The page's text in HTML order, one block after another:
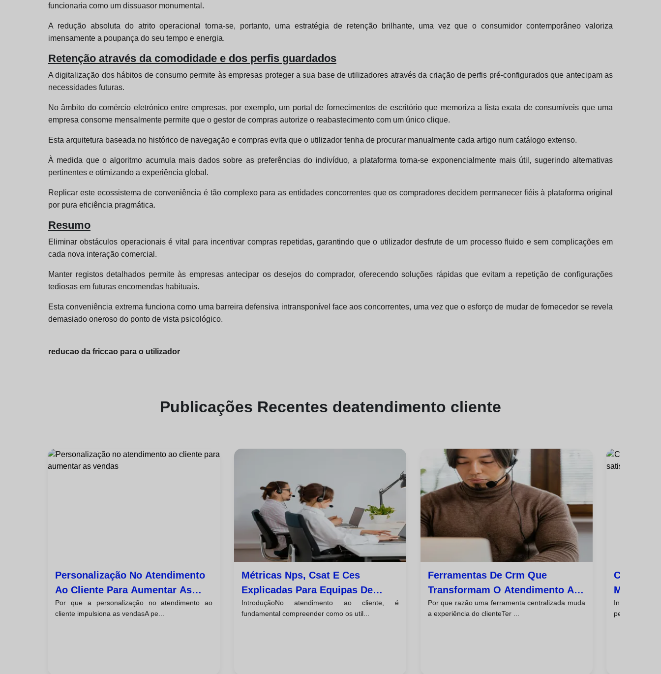
funcionaria como um dissuasor monumental.
A redução absoluta do atrito operacional torna-se, portanto, uma estratégia de retenção brilhante, uma vez que o consumidor contemporâneo valoriza
imensamente a poupança do seu tempo e energia.
Retenção através da comodidade e dos perfis guardados
A digitalização dos hábitos de consumo permite às empresas proteger a sua base de utilizadores através da criação de perfis pré-configurados que antecipam as
necessidades futuras.
No âmbito do comércio eletrónico entre empresas, por exemplo, um portal de fornecimentos de escritório que memoriza a lista exata de consumíveis que uma
empresa consome mensalmente permite que o gestor de compras autorize o reabastecimento com um único clique.
Esta arquitetura baseada no histórico de navegação e compras evita que o utilizador tenha de procurar manualmente cada artigo num catálogo extenso.
À medida que o algoritmo acumula mais dados sobre as preferências do indivíduo, a plataforma torna-se exponencialmente mais útil, sugerindo alternativas
pertinentes e otimizando a experiência global.
Replicar este ecossistema de conveniência é tão complexo para as entidades concorrentes que os compradores decidem permanecer fiéis à plataforma original
por pura eficiência pragmática.
Resumo
Eliminar obstáculos operacionais é vital para incentivar compras repetidas, garantindo que o utilizador desfrute de um processo fluido e sem complicações em
cada nova interação comercial.
Manter registos detalhados permite às empresas antecipar os desejos do comprador, oferecendo soluções rápidas que evitam a repetição de configurações
tediosas em futuras encomendas habituais.
Esta conveniência extrema funciona como uma barreira defensiva intransponível face aos concorrentes, uma vez que o esforço de mudar de fornecedor se revela
demasiado oneroso do ponto de vista psicológico.
reducao da friccao para o utilizador
Publicações Recentes deatendimento cliente
Personalização No Atendimento
Ao Cliente Para Aumentar As
Vendas
Por que a personalização no atendimento ao
cliente impulsiona as vendasA pe...
Métricas Nps, Csat E Ces
Explicadas Para Equipas De
Atendimento Ao Cliente
IntroduçãoNo atendimento ao cliente, é
fundamental compreender como os util...
Ferramentas De Crm Que
Transformam O Atendimento Ao
Cliente
Por que razão uma ferramenta centralizada muda
a experiência do clienteTer ...
Como
Melhore
pensado